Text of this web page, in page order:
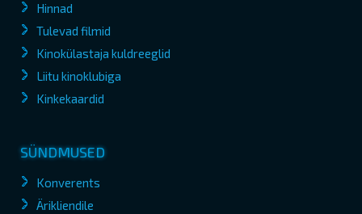
Hinnad
Tulevad filmid
Kinokülastaja kuldreeglid
Liitu kinoklubiga
Kinkekaardid
SÜNDMUSED
Konverents
Ärikliendile